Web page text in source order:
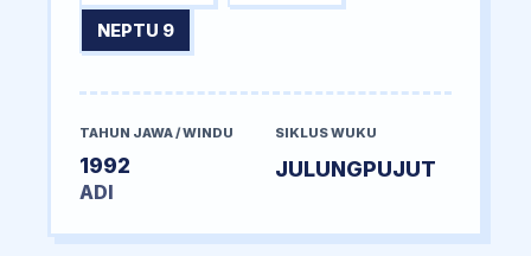
NEPTU 9
TAHUN JAWA / WINDU
1992
ADI
SIKLUS WUKU
JULUNGPUJUT